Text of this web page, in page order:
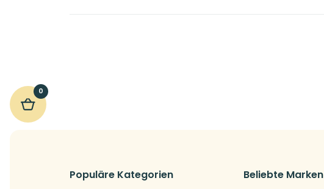
0
Populäre Kategorien Beliebte Marken